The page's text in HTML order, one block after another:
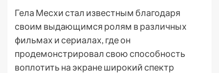
Гела Месхи стал известным благодаря
своим выдающимся ролям в различных
фильмах и сериалах, где он
продемонстрировал свою способность
воплотить на экране широкий спектр